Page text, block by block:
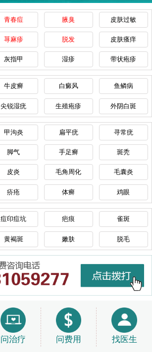
青春痘 腋臭 皮肤过敏
荨麻疹 脱发 皮肤瘙痒
灰指甲 湿疹 带状疱疹
牛皮癣 白癜风 鱼鳞病
尖锐湿疣 生殖疱疹 外阴白斑
甲沟炎 扁平疣 寻常疣
脚气 手足癣 斑秃
皮炎 毛角周化 毛囊炎
疥疮 体癣 鸡眼
痘印痘坑 疤痕 雀斑
黄褐斑 嫩肤 脱毛
问治疗 问费用 找医生